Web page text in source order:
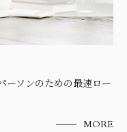
ーソンのための最速ロー
MORE